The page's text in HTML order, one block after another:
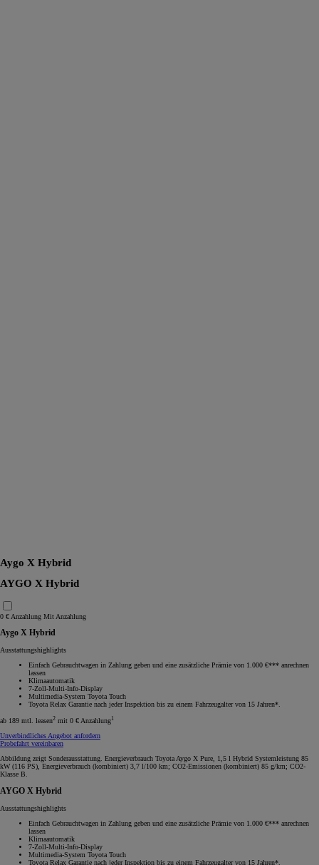
Aygo X Hybrid
AYGO X Hybrid
0 € Anzahlung Mit Anzahlung
Aygo X Hybrid
Ausstattungshighlights
Einfach Gebrauchtwagen in Zahlung geben und eine zusätzliche Prämie von 1.000 €*** anrechnen
lassen
Klimaautomatik
7-Zoll-Multi-Info-Display
Multimedia-System Toyota Touch
Toyota Relax Garantie nach jeder Inspektion bis zu einem Fahrzeugalter von 15 Jahren*.
ab 189 mtl. leasen2 mit 0 € Anzahlung1
Unverbindliches Angebot anfordern
Probefahrt vereinbaren
Abbildung zeigt Sonderausstattung. Energieverbrauch Toyota Aygo X Pure, 1,5 l Hybrid Systemleistung 85
kW (116 PS), Energieverbrauch (kombiniert) 3,7 l/100 km; CO2-Emissionen (kombiniert) 85 g/km; CO2-
Klasse B.
AYGO X Hybrid
Ausstattungshighlights
Einfach Gebrauchtwagen in Zahlung geben und eine zusätzliche Prämie von 1.000 €*** anrechnen
lassen
Klimaautomatik
7-Zoll-Multi-Info-Display
Multimedia-System Toyota Touch
Toyota Relax Garantie nach jeder Inspektion bis zu einem Fahrzeugalter von 15 Jahren*.